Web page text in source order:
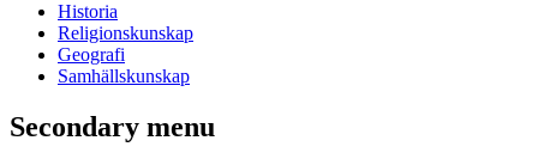
Historia
Religionskunskap
Geografi
Samhällskunskap
Secondary menu